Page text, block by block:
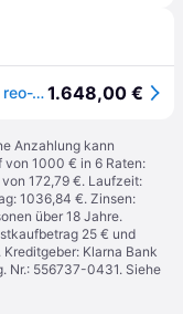
RockMow Z115 | 4WD | GPS-RTK & Ste reo-Vi si on | Mobilfunk | WiFi | ** Weekend-Deals **1.648,00 €
Anzahlung kann
von 1000 € in 6 Raten:
172,79 €. Laufzeit:
1036,84 €. Zinsen:
über 18 Jahre.
25 € und
Klarna Bank
Nr.: 556737-0431. Siehe